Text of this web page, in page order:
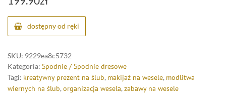
dostępny od ręki
SKU: 9229ea8c5732
Kategoria: Spodnie / Spodnie dresowe
Tagi: kreatywny prezent na ślub, makijaż na wesele, modlitwa
wiernych na ślub, organizacja wesela, zabawy na wesele